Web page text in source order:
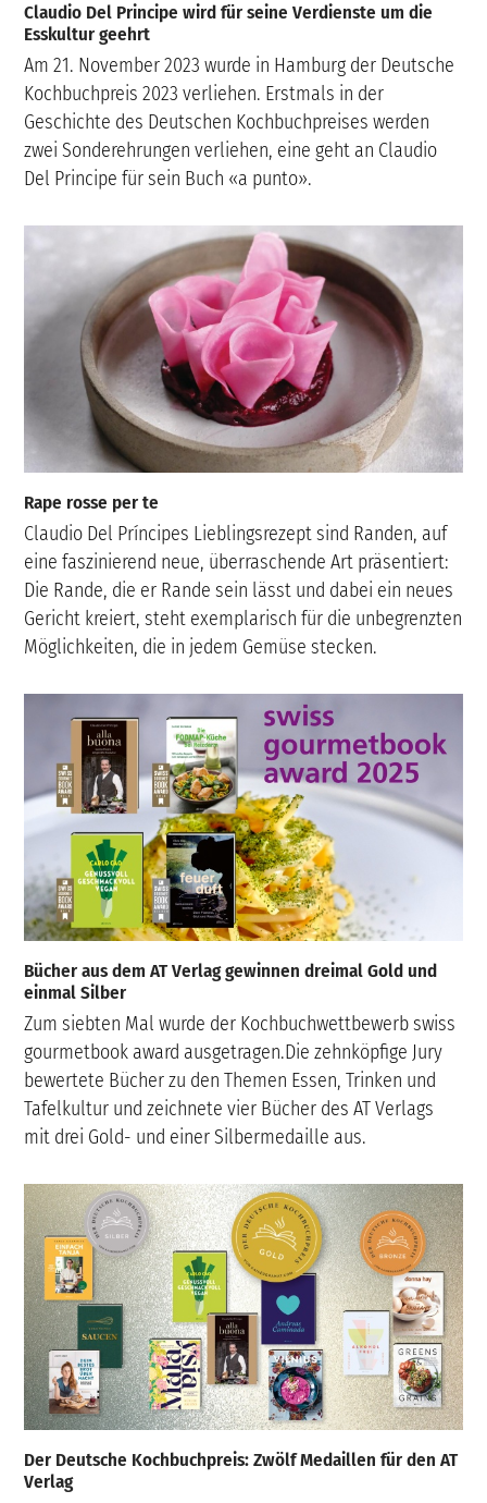
Der Deutsche Kochbuchpreis: Zwölf Medaillen für den AT
Verlag
Bücher aus dem AT Verlag gewinnen dreimal Gold und
einmal Silber
Zum siebten Mal wurde der Kochbuchwettbewerb swiss
gourmetbook award ausgetragen.Die zehnköpfige Jury
bewertete Bücher zu den Themen Essen, Trinken und
Tafelkultur und zeichnete vier Bücher des AT Verlags
mit drei Gold- und einer Silbermedaille aus.
Rape rosse per te
Claudio Del Príncipes Lieblingsrezept sind Randen, auf
eine faszinierend neue, überraschende Art präsentiert:
Die Rande, die er Rande sein lässt und dabei ein neues
Gericht kreiert, steht exemplarisch für die unbegrenzten
Möglichkeiten, die in jedem Gemüse stecken.
Claudio Del Principe wird für seine Verdienste um die
Esskultur geehrt
Am 21. November 2023 wurde in Hamburg der Deutsche
Kochbuchpreis 2023 verliehen. Erstmals in der
Geschichte des Deutschen Kochbuchpreises werden
zwei Sonderehrungen verliehen, eine geht an Claudio
Del Principe für sein Buch «a punto».